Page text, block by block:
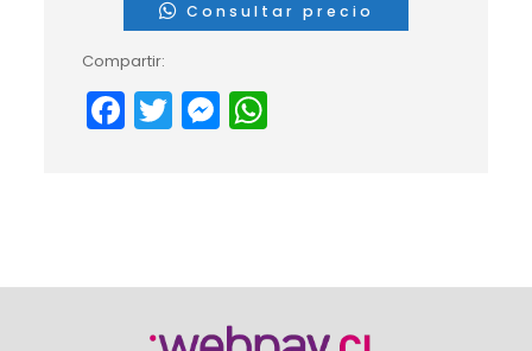
Consultar precio
Compartir:
Facebook
TwitterMessenger
WhatsApp